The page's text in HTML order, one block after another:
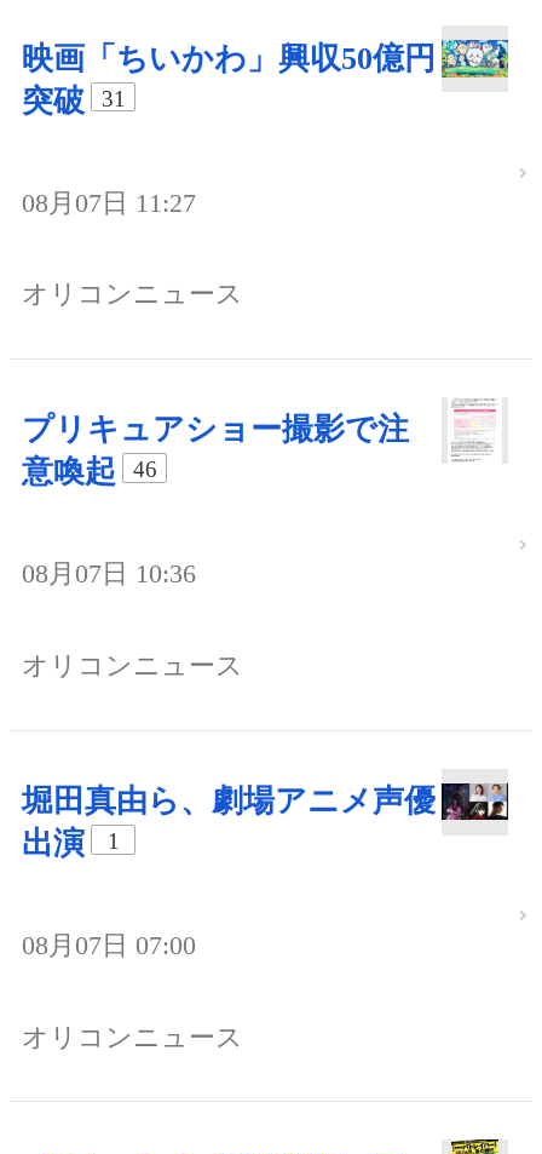
映画「ちいかわ」興収50億円
突破
31
08月07日 11:27
オリコンニュース
プリキュアショー撮影で注
意喚起
46
08月07日 10:36
オリコンニュース
堀田真由ら、劇場アニメ声優
出演
1
08月07日 07:00
オリコンニュース